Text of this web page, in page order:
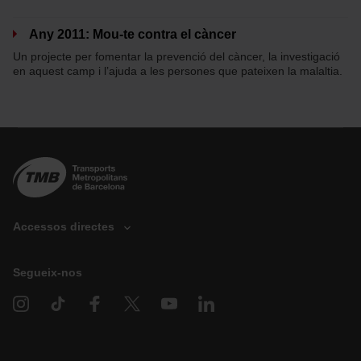
Any 2011: Mou-te contra el càncer
Un projecte per fomentar la prevenció del càncer, la investigació
en aquest camp i l’ajuda a les persones que pateixen la malaltia.
Accessos directes
D
n
Segueix-nos